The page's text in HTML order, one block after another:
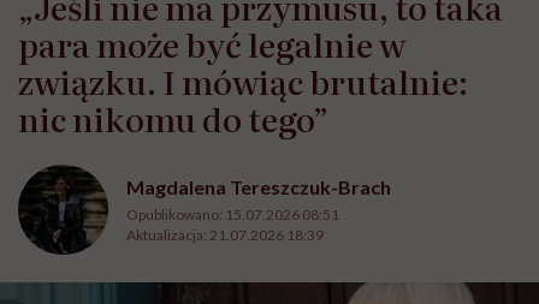
para może być legalnie w
związku. I mówiąc brutalnie:
nic nikomu do tego”
Magdalena Tereszczuk-Brach
Opublikowano: 15.07.2026 08:51
Aktualizacja: 21.07.2026 18:39